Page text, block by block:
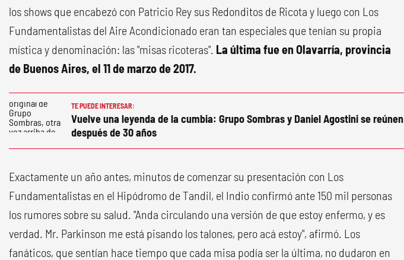
los shows que encabezó con Patricio Rey sus Redonditos de Ricota y luego con Los
Fundamentalistas del Aire Acondicionado eran tan especiales que tenían su propia
mística y denominación: las "misas ricoteras". La última fue en Olavarría, provincia
de Buenos Aires, el 11 de marzo de 2017.
TE PUEDE INTERESAR:
Vuelve una leyenda de la cumbia: Grupo Sombras y Daniel Agostini se reúnen
después de 30 años
Exactamente un año antes, minutos de comenzar su presentación con Los
Fundamentalistas en el Hipódromo de Tandil, el Indio confirmó ante 150 mil personas
los rumores sobre su salud. "Anda circulando una versión de que estoy enfermo, y es
verdad. Mr. Parkinson me está pisando los talones, pero acá estoy", afirmó. Los
fanáticos, que sentían hace tiempo que cada misa podía ser la última, no dudaron en